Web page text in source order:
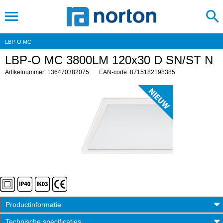
LBP-O MC
LBP-O MC 3800LM 120x30 D SN/ST N
Artikelnummer: 136470382075 EAN-code: 8715182198385
Productinformatie